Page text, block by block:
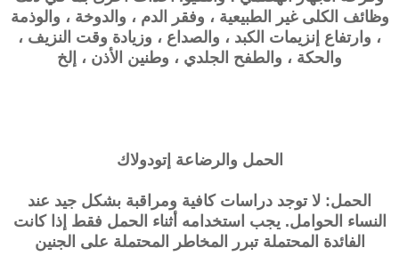
وظائف الكلى غير الطبيعية ، وفقر الدم ، والدوخة ، والوذمة
، وارتفاع إنزيمات الكبد ، والصداع ، وزيادة وقت النزيف ،
والحكة ، والطفح الجلدي ، وطنين الأذن ، إلخ
الحمل والرضاعة إتودولاك
الحمل: لا توجد دراسات كافية ومراقبة بشكل جيد عند
النساء الحوامل. يجب استخدامه أثناء الحمل فقط إذا كانت
الفائدة المحتملة تبرر المخاطر المحتملة على الجنين